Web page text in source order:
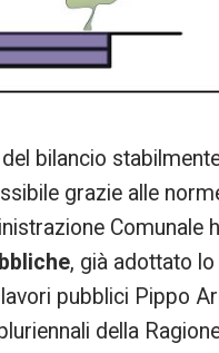
bilancio
grazie alle
Comunale
, già adottato
pubblici Pippo
della